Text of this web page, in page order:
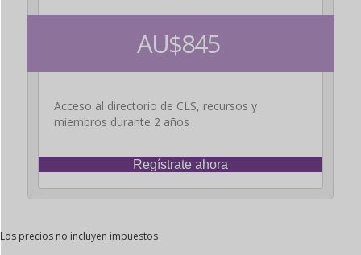
AU$845
Acceso al directorio de CLS, recursos y
miembros durante 2 años
Regístrate ahora
Los precios no incluyen impuestos